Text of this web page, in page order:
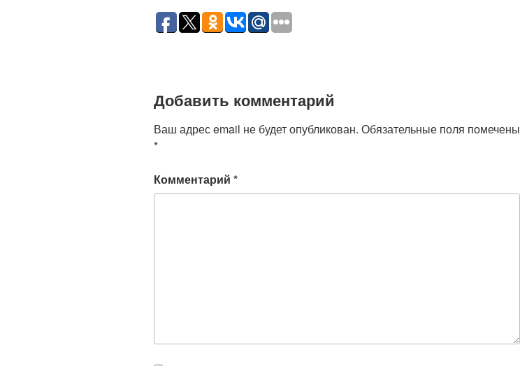
Добавить комментарий
Ваш адрес email не будет опубликован. Обязательные поля помечены
*
Комментарий *